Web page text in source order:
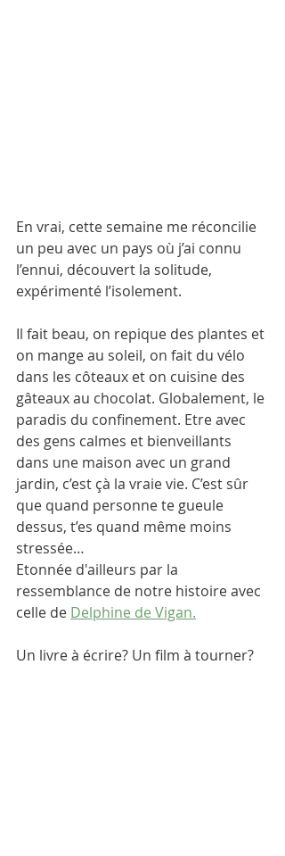
En vrai, cette semaine me réconcilie
un peu avec un pays où j’ai connu
l’ennui, découvert la solitude,
expérimenté l’isolement.
Il fait beau, on repique des plantes et
on mange au soleil, on fait du vélo
dans les côteaux et on cuisine des
gâteaux au chocolat. Globalement, le
paradis du confinement. Etre avec
des gens calmes et bienveillants
dans une maison avec un grand
jardin, c’est çà la vraie vie. C’est sûr
que quand personne te gueule
dessus, t’es quand même moins
stressée…
Etonnée d'ailleurs par la
ressemblance de notre histoire avec
celle de Delphine de Vigan.
Un livre à écrire? Un film à tourner?